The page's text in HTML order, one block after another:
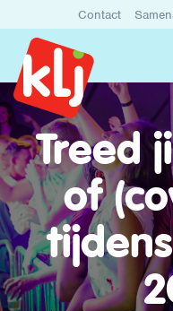
Contact
Treed
of